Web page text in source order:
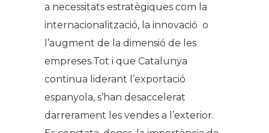
a necessitats estratègiques com la
internacionalització, la innovació o
l’augment de la dimensió de les
empreses.Tot i que Catalunya
continua liderant l’exportació
espanyola, s’han desaccelerat
darrerament les vendes a l’exterior.